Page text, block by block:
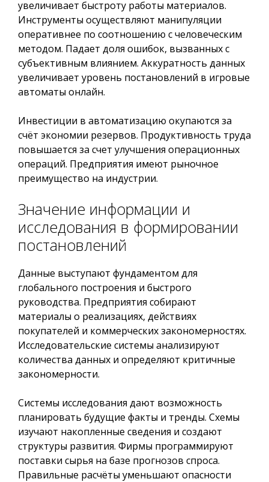
увеличивает быстроту работы материалов.
Инструменты осуществляют манипуляции
оперативнее по соотношению с человеческим
методом. Падает доля ошибок, вызванных с
субъективным влиянием. Аккуратность данных
увеличивает уровень постановлений в игровые
автоматы онлайн.
Инвестиции в автоматизацию окупаются за
счёт экономии резервов. Продуктивность труда
повышается за счет улучшения операционных
операций. Предприятия имеют рыночное
преимущество на индустрии.
Значение информации и
исследования в формировании
постановлений
Данные выступают фундаментом для
глобального построения и быстрого
руководства. Предприятия собирают
материалы о реализациях, действиях
покупателей и коммерческих закономерностях.
Исследовательские системы анализируют
количества данных и определяют критичные
закономерности.
Системы исследования дают возможность
планировать будущие факты и тренды. Схемы
изучают накопленные сведения и создают
структуры развития. Фирмы программируют
поставки сырья на базе прогнозов спроса.
Правильные расчёты уменьшают опасности